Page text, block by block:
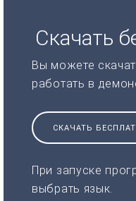
Скачать
Вы можете
работать в
СКАЧАТЬ
При запуске
выбрать язык.